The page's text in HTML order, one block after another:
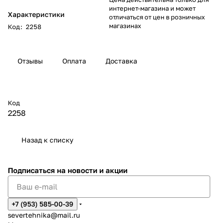
Характеристики
Код: 2258
интернет-магазина и может
отличаться от цен в розничных
магазинах
Отзывы Оплата Доставка
Код
2258
Назад к списку
Подписаться на новости и акции
+7 (953) 585-00-39
severtehnika@mail.ru